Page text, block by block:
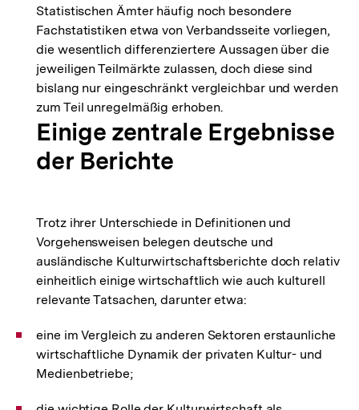
Statistischen Ämter häufig noch besondere
Fachstatistiken etwa von Verbandsseite vorliegen,
die wesentlich differenziertere Aussagen über die
jeweiligen Teilmärkte zulassen, doch diese sind
bislang nur eingeschränkt vergleichbar und werden
zum Teil unregelmäßig erhoben.
Einige zentrale Ergebnisse
der Berichte
Trotz ihrer Unterschiede in Definitionen und
Vorgehensweisen belegen deutsche und
ausländische Kulturwirtschaftsberichte doch relativ
einheitlich einige wirtschaftlich wie auch kulturell
relevante Tatsachen, darunter etwa:
eine im Vergleich zu anderen Sektoren erstaunliche
wirtschaftliche Dynamik der privaten Kultur- und
Medienbetriebe;